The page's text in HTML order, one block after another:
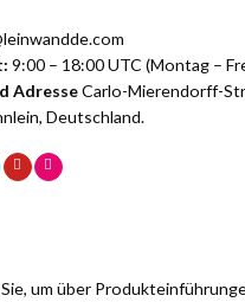
9:00 – 18:00 UTC (Montag –
AdresseCarlo-Mierendorff-
Deutschland.
um über